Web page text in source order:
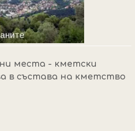
места - кметски
в състава на кметство